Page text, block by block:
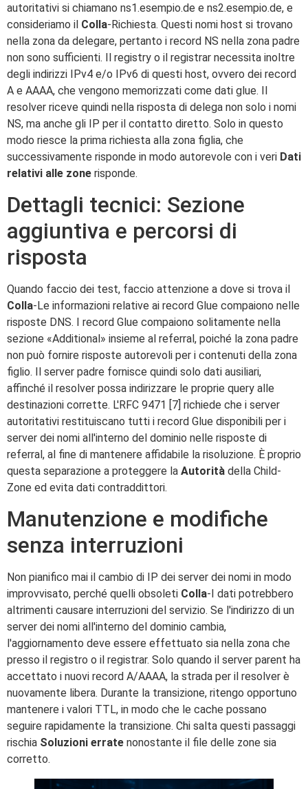
autoritativi si chiamano ns1.esempio.de e ns2.esempio.de, e
consideriamo il Colla-Richiesta. Questi nomi host si trovano
nella zona da delegare, pertanto i record NS nella zona padre
non sono sufficienti. Il registry o il registrar necessita inoltre
degli indirizzi IPv4 e/o IPv6 di questi host, ovvero dei record
A e AAAA, che vengono memorizzati come dati glue. Il
resolver riceve quindi nella risposta di delega non solo i nomi
NS, ma anche gli IP per il contatto diretto. Solo in questo
modo riesce la prima richiesta alla zona figlia, che
successivamente risponde in modo autorevole con i veri Dati
relativi alle zone risponde.
Dettagli tecnici: Sezione
aggiuntiva e percorsi di
risposta
Quando faccio dei test, faccio attenzione a dove si trova il
Colla-Le informazioni relative ai record Glue compaiono nelle
risposte DNS. I record Glue compaiono solitamente nella
sezione «Additional» insieme al referral, poiché la zona padre
non può fornire risposte autorevoli per i contenuti della zona
figlio. Il server padre fornisce quindi solo dati ausiliari,
affinché il resolver possa indirizzare le proprie query alle
destinazioni corrette. L'RFC 9471 [7] richiede che i server
autoritativi restituiscano tutti i record Glue disponibili per i
server dei nomi all'interno del dominio nelle risposte di
referral, al fine di mantenere affidabile la risoluzione. È proprio
questa separazione a proteggere la Autorità della Child-
Zone ed evita dati contraddittori.
Manutenzione e modifiche
senza interruzioni
Non pianifico mai il cambio di IP dei server dei nomi in modo
improvvisato, perché quelli obsoleti Colla-I dati potrebbero
altrimenti causare interruzioni del servizio. Se l'indirizzo di un
server dei nomi all'interno del dominio cambia,
l'aggiornamento deve essere effettuato sia nella zona che
presso il registro o il registrar. Solo quando il server parent ha
accettato i nuovi record A/AAAA, la strada per il resolver è
nuovamente libera. Durante la transizione, ritengo opportuno
mantenere i valori TTL, in modo che le cache possano
seguire rapidamente la transizione. Chi salta questi passaggi
rischia Soluzioni errate nonostante il file delle zone sia
corretto.